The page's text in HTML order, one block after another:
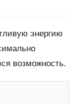
энергию
возможность.